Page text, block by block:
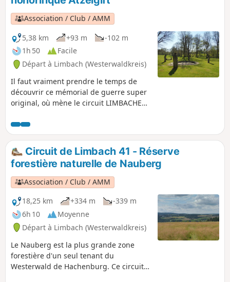
accompagne le long d'un magnifique sentier jusqu'à la
Kleine Nister, puis de retour à Limbach.
Association / Club / AMM
5,38 km
+93 m
-102 m
1h 50
Facile
Départ à Limbach (Westerwaldkreis)
Il faut vraiment prendre le temps de
découvrir ce mémorial de guerre super
original, où mène le circuit LIMBACHER
plutôt plat et longe la petite rivière
Nister. Peu après le bosquet, une
montée naturelle mène à l'imposante
croix de montagne d'Atzelgift, qui offre
une vue magnifique sur Atzelgift. Le
chemin du retour vers Limbach est plat
ou en légère montée.
Circuit de Limbach 41 - Réserve
forestière naturelle de Nauberg
Association / Club / AMM
18,25 km
+334 m
-339 m
6h 10
Moyenne
Départ à Limbach (Westerwaldkreis)
Le Nauberg est la plus grande zone
forestière d'un seul tenant du
Westerwald de Hachenburg. Ce circuit